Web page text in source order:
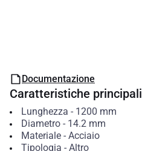
Documentazione
Caratteristiche principali
Lunghezza - 1200 mm
Diametro- 14.2 mm
Materiale- Acciaio
Tipologia - Altro